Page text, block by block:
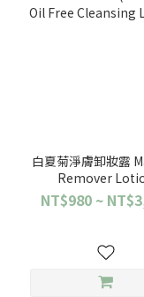
白夏菊淨膚卸妝露
Remover
(Chamomile Oil
Cleansing
NT$980 ~